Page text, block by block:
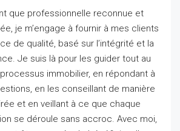
que professionnelle reconnue et
je m’engage à fournir à mes clients
de qualité, basé sur l’intégrité et la
Je suis là pour les guider tout au
immobilier, en répondant à
en les conseillant de manière
et en veillant à ce que chaque
se déroule sans accroc. Avec moi,